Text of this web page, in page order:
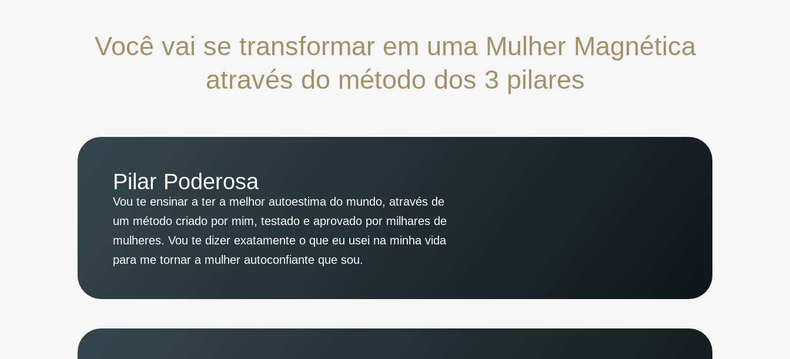
Você vai se transformar em uma Mulher Magnética
através do método dos 3 pilares
Pilar Poderosa
Vou te ensinar a ter a melhor autoestima do mundo, através de
um método criado por mim, testado e aprovado por milhares de
mulheres. Vou te dizer exatamente o que eu usei na minha vida
para me tornar a mulher autoconfiante que sou.